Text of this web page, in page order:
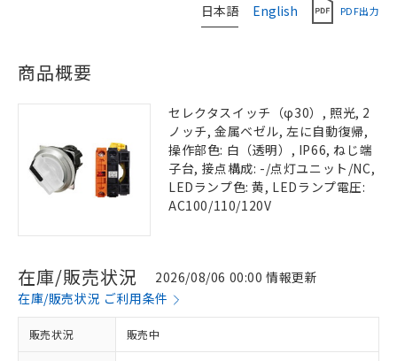
日本語 English PDF出力
商品概要
セレクタスイッチ（φ30）, 照光, 2
ノッチ, 金属ベゼル, 左に自動復帰,
操作部色: 白（透明）, IP66, ねじ端
子台, 接点構成: -/点灯ユニット/NC,
LEDランプ色: 黄, LEDランプ電圧:
AC100/110/120V
在庫/販売状況
2026/08/06 00:00 情報更新
在庫/販売状況 ご利用条件
販売状況 販売中